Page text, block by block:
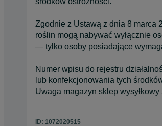
Zgodnie z Ustawą z dnia 8 marca
roślin mogą nabywać wyłącznie
— tylko osoby posiadające
Numer wpisu do rejestru
lub konfekcjonowania tych
Uwaga magazyn sklep
ID: 1072020515